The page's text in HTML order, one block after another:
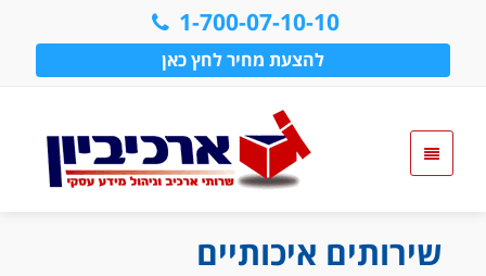
1-700-07-10-10
להצעת מחיר לחץ כאן
שירותים איכותיים